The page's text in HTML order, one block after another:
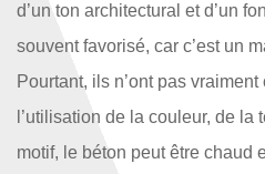
d’un ton architectural et d’un
souvent favorisé, car c’est un
Pourtant, ils n’ont pas
l’utilisation de la couleur, de la
motif, le béton peut être chaud